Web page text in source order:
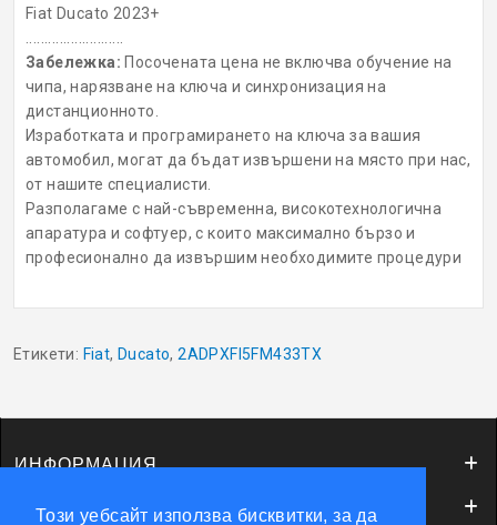
Този уебсайт използва бисквитки, за да
Fiat Ducato 2023+
..........................
Забележка: Посочената цена не включва обучение на
чипа, нарязване на ключа и синхронизация на
дистанционното.
Изработката и програмирането на ключа за вашия
автомобил, могат да бъдат извършени на място при нас,
от нашите специалисти.
Разполагаме с най-съвременна, високотехнологична
апаратура и софтуер, с които максимално бързо и
професионално да извършим необходимите процедури
Етикети: Fiat, Ducato,2ADPXFI5FM433TX
ИНФОРМАЦИЯ
ОБСЛУЖВАНЕ НА КЛИЕНТИ